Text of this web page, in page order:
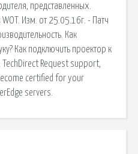
представленных.
Изм. от 25.05.16г. - Патч
Как
Как подключить проектор к
TechDirect Request support,
certified for your
servers.